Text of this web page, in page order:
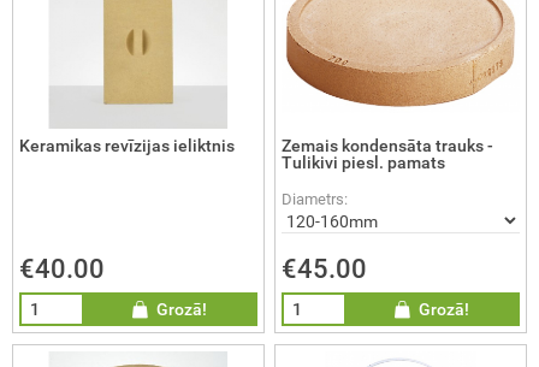
Keramikas revīzijas ieliktnis
€40.00
Grozā!
Zemais kondensāta trauks -
Tulikivi piesl. pamats
Diametrs:
€45.00
Grozā!